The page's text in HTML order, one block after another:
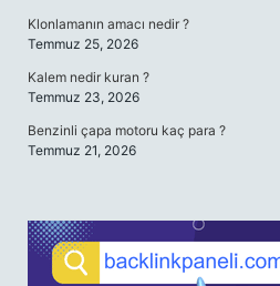
Klonlamanın amacı nedir ?
Temmuz 25, 2026
Kalem nedir kuran ?
Temmuz 23, 2026
Benzinli çapa motoru kaç para ?
Temmuz 21, 2026